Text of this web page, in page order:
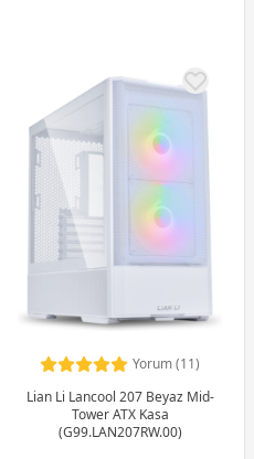
Yorum (11)
Lian Li Lancool 207 Beyaz Mid-
Tower ATX Kasa
(G99.LAN207RW.00)